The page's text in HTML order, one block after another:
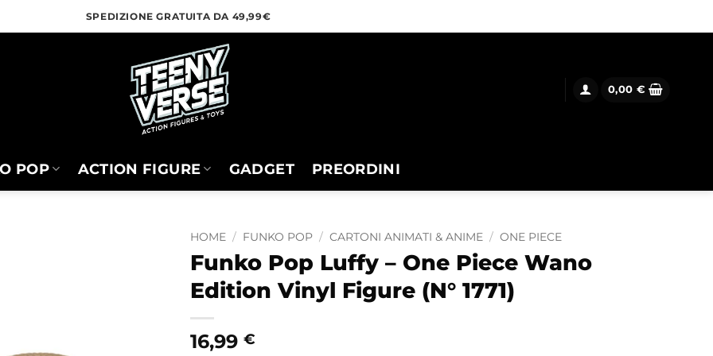
SPEDIZIONE GRATUITA DA 49,99€
0,00 €
POP ACTION FIGURE GADGET PREORDINI
HOME / FUNKO POP / CARTONI ANIMATI & ANIME / ONE PIECE
Funko Pop Luffy – One Piece Wano
Edition Vinyl Figure (N° 1771)
16,99 €